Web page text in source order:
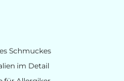
Schmuckes
im Detail